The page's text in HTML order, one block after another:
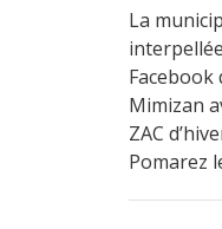
La
Facebook
Mimizan
ZAC
Pomarez